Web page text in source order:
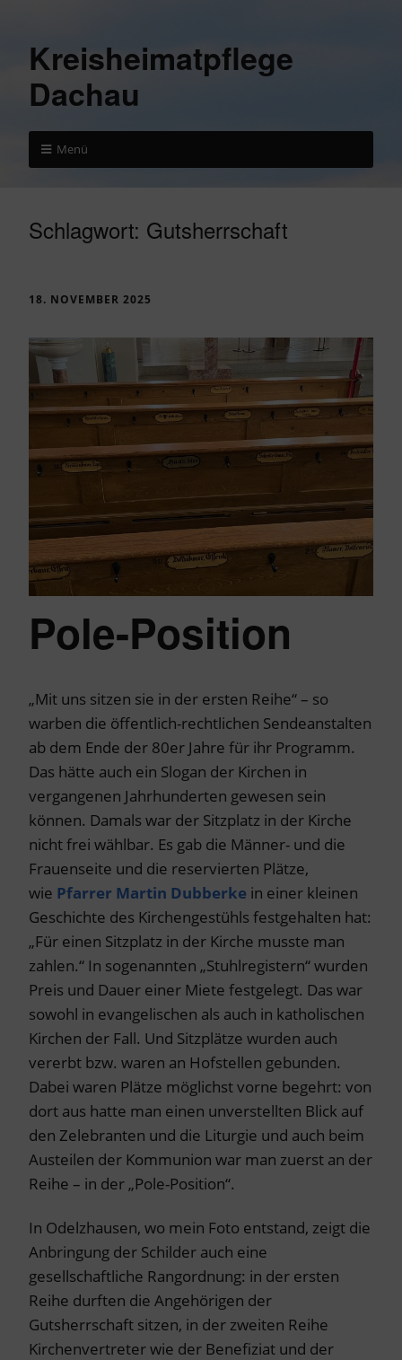
Kreisheimatpflege
Dachau
Menü
Schlagwort: Gutsherrschaft
18. NOVEMBER 2025
Pole-Position
„Mit uns sitzen sie in der ersten Reihe“ – so
warben die öffentlich-rechtlichen Sendeanstalten
ab dem Ende der 80er Jahre für ihr Programm.
Das hätte auch ein Slogan der Kirchen in
vergangenen Jahrhunderten gewesen sein
können. Damals war der Sitzplatz in der Kirche
nicht frei wählbar. Es gab die Männer- und die
Frauenseite und die reservierten Plätze,
wie Pfarrer Martin Dubberke in einer kleinen
Geschichte des Kirchengestühls festgehalten hat:
„Für einen Sitzplatz in der Kirche musste man
zahlen.“ In sogenannten „Stuhlregistern“ wurden
Preis und Dauer einer Miete festgelegt. Das war
sowohl in evangelischen als auch in katholischen
Kirchen der Fall. Und Sitzplätze wurden auch
vererbt bzw. waren an Hofstellen gebunden.
Dabei waren Plätze möglichst vorne begehrt: von
dort aus hatte man einen unverstellten Blick auf
den Zelebranten und die Liturgie und auch beim
Austeilen der Kommunion war man zuerst an der
Reihe – in der „Pole-Position“.
In Odelzhausen, wo mein Foto entstand, zeigt die
Anbringung der Schilder auch eine
gesellschaftliche Rangordnung: in der ersten
Reihe durften die Angehörigen der
Gutsherrschaft sitzen, in der zweiten Reihe
Kirchenvertreter wie der Benefiziat und der